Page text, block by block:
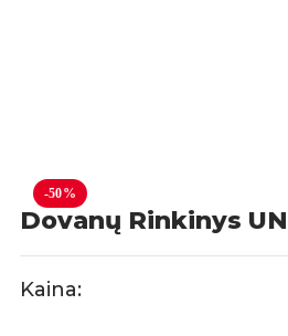
-50%
Dovanų Rinkinys
Kaina: